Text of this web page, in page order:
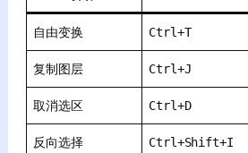
自由变换 Ctrl+T
复制图层 Ctrl+J
取消选区 Ctrl+D
反向选择 Ctrl+Shift+I